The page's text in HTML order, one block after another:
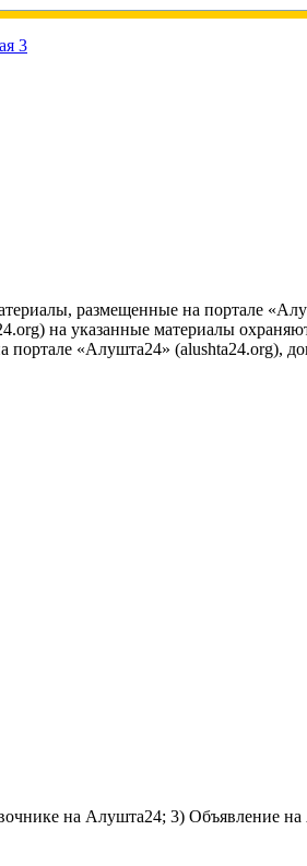
размещенные на портале
на указанные материалы
«Алушта24» (alushta24.org),
на Алушта24; 3) Объявление